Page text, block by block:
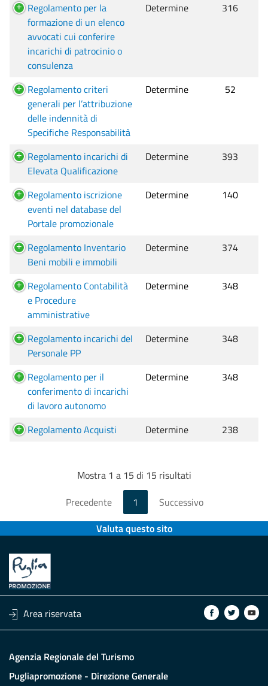
Regolamento per la
formazione di un elenco
avvocati cui conferire
incarichi di patrocinio o
consulenza
Determine 316
Regolamento criteri
generali per l’attribuzione
delle indennità di
Specifiche Responsabilità
Determine 52
Regolamento incarichi di
Elevata Qualificazione
Determine 393
Regolamento iscrizione
eventi nel database del
Portale promozionale
Determine 140
Regolamento Inventario
Beni mobili e immobili
Determine 374
Regolamento Contabilità
e Procedure
amministrative
Determine 348
Regolamento incarichi del
Personale PP
Determine 348
Regolamento per il
conferimento di incarichi
di lavoro autonomo
Determine 348
Regolamento Acquisti Determine 238
Mostra 1 a 15 di 15 risultati
Precedente
1
Successivo
Valuta questo sito
Area riservata
Agenzia Regionale del Turismo
Pugliapromozione - Direzione Generale